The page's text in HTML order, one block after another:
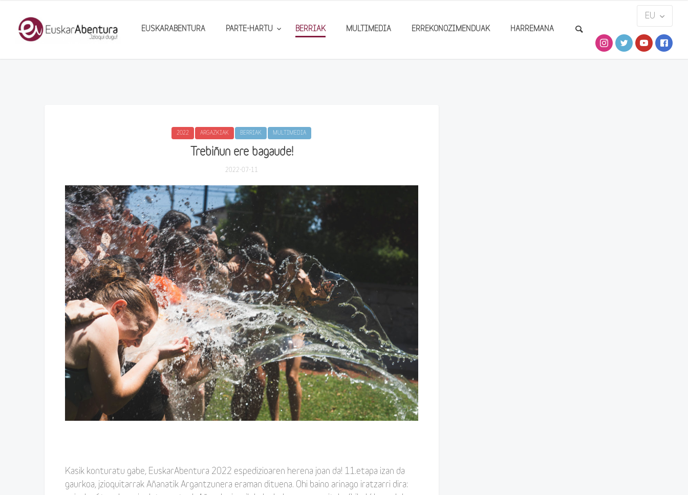
EUSKARABENTURA PARTE-HARTU BERRIAK MULTIMEDIA ERREKONOZIMENDUAK HARREMANA
2022 ARGAZKIAK BERRIAK MULTIMEDIA
Trebiñun ere bagaude!
2022-07-11
Kasik konturatu gabe, EuskarAbentura 2022 espedizioaren herena joan da! 11.etapa izan da
gaurkoa, jzioquitarrak Añanatik Argantzunera eraman dituena. Ohi baino arinago iratzarri dira: